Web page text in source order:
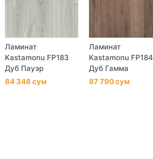
Ламинат
Kastamonu FP183
Дуб Пауэр
84 348 сум
Ламинат
Kastamonu FP184
Дуб Гамма
87 790 сум